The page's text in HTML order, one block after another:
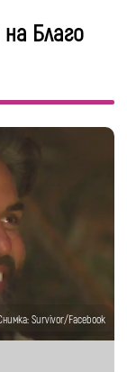
Благо
Survivor/Facebook